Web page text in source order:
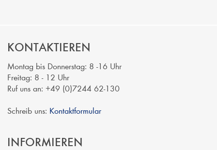
KONTAKTIEREN
Montag bis Donnerstag: 8 -16 Uhr
Freitag: 8 - 12 Uhr
Ruf uns an: +49 (0)7244 62-130
Schreib uns: Kontaktformular
INFORMIEREN